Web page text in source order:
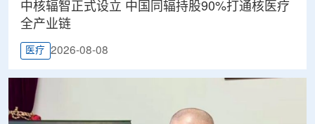
中核辐智正式设立 中国同辐持股90%打通核医疗
全产业链
医疗 2026-08-08